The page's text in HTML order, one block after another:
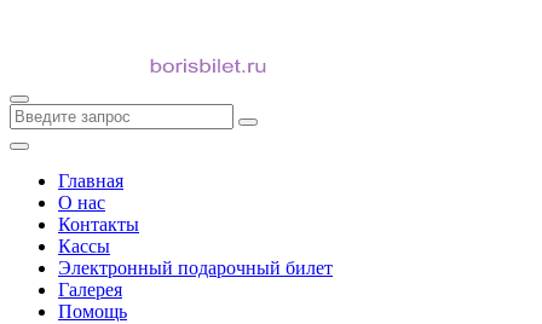
Главная
О нас
Контакты
Кассы
Электронный подарочный билет
Галерея
Помощь